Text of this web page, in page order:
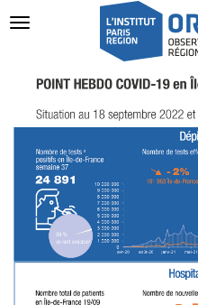
Navigation Toggle